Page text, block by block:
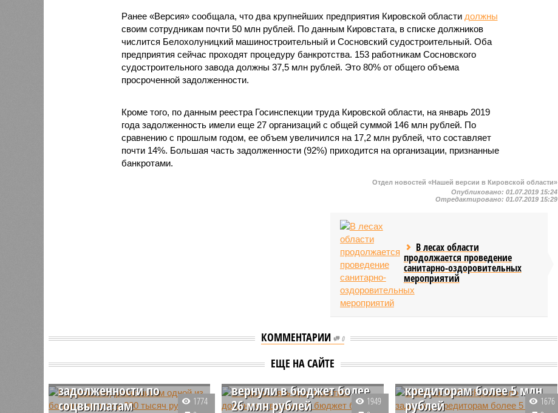
Ранее «Версия» сообщала, что два крупнейших предприятия Кировской области должны
своим сотрудникам почти 50 млн рублей. По данным Кировстата, в списке должников
числится Белохолуницкий машиностроительный и Сосновский судостроительный. Оба
предприятия сейчас проходят процедуру банкротства. 153 работникам Сосновского
судостроительного завода должны 37,5 млн рублей. Это 80% от общего объема
просроченной задолженности.
Кроме того, по данным реестра Госинспекции труда Кировской области, на январь 2019
года задолженность имели еще 27 организаций с общей суммой 146 млн рублей. По
сравнению с прошлым годом, ее объем увеличился на 17,2 млн рублей, что составляет
почти 14%. Большая часть задолженности (92%) приходится на организации, признанные
банкротами.
Отдел новостей «Нашей версии в Кировской области»
Опубликовано:01.07.2019 15:24
Отредактировано:01.07.2019 15:29
В лесах области
продолжается проведение
санитарно-оздоровительных
мероприятий
КОММЕНТАРИИ 0
ЕЩЕ НА САЙТЕ
медработникам одной
из больниц вернули 300
задолженности по
соцвыплатам
1774
В Кирове пять
предприятий-должников
вернули в бюджет более
26 млн рублей
1949
В Кирове МУП
кредиторам более 5 млн
рублей
1676